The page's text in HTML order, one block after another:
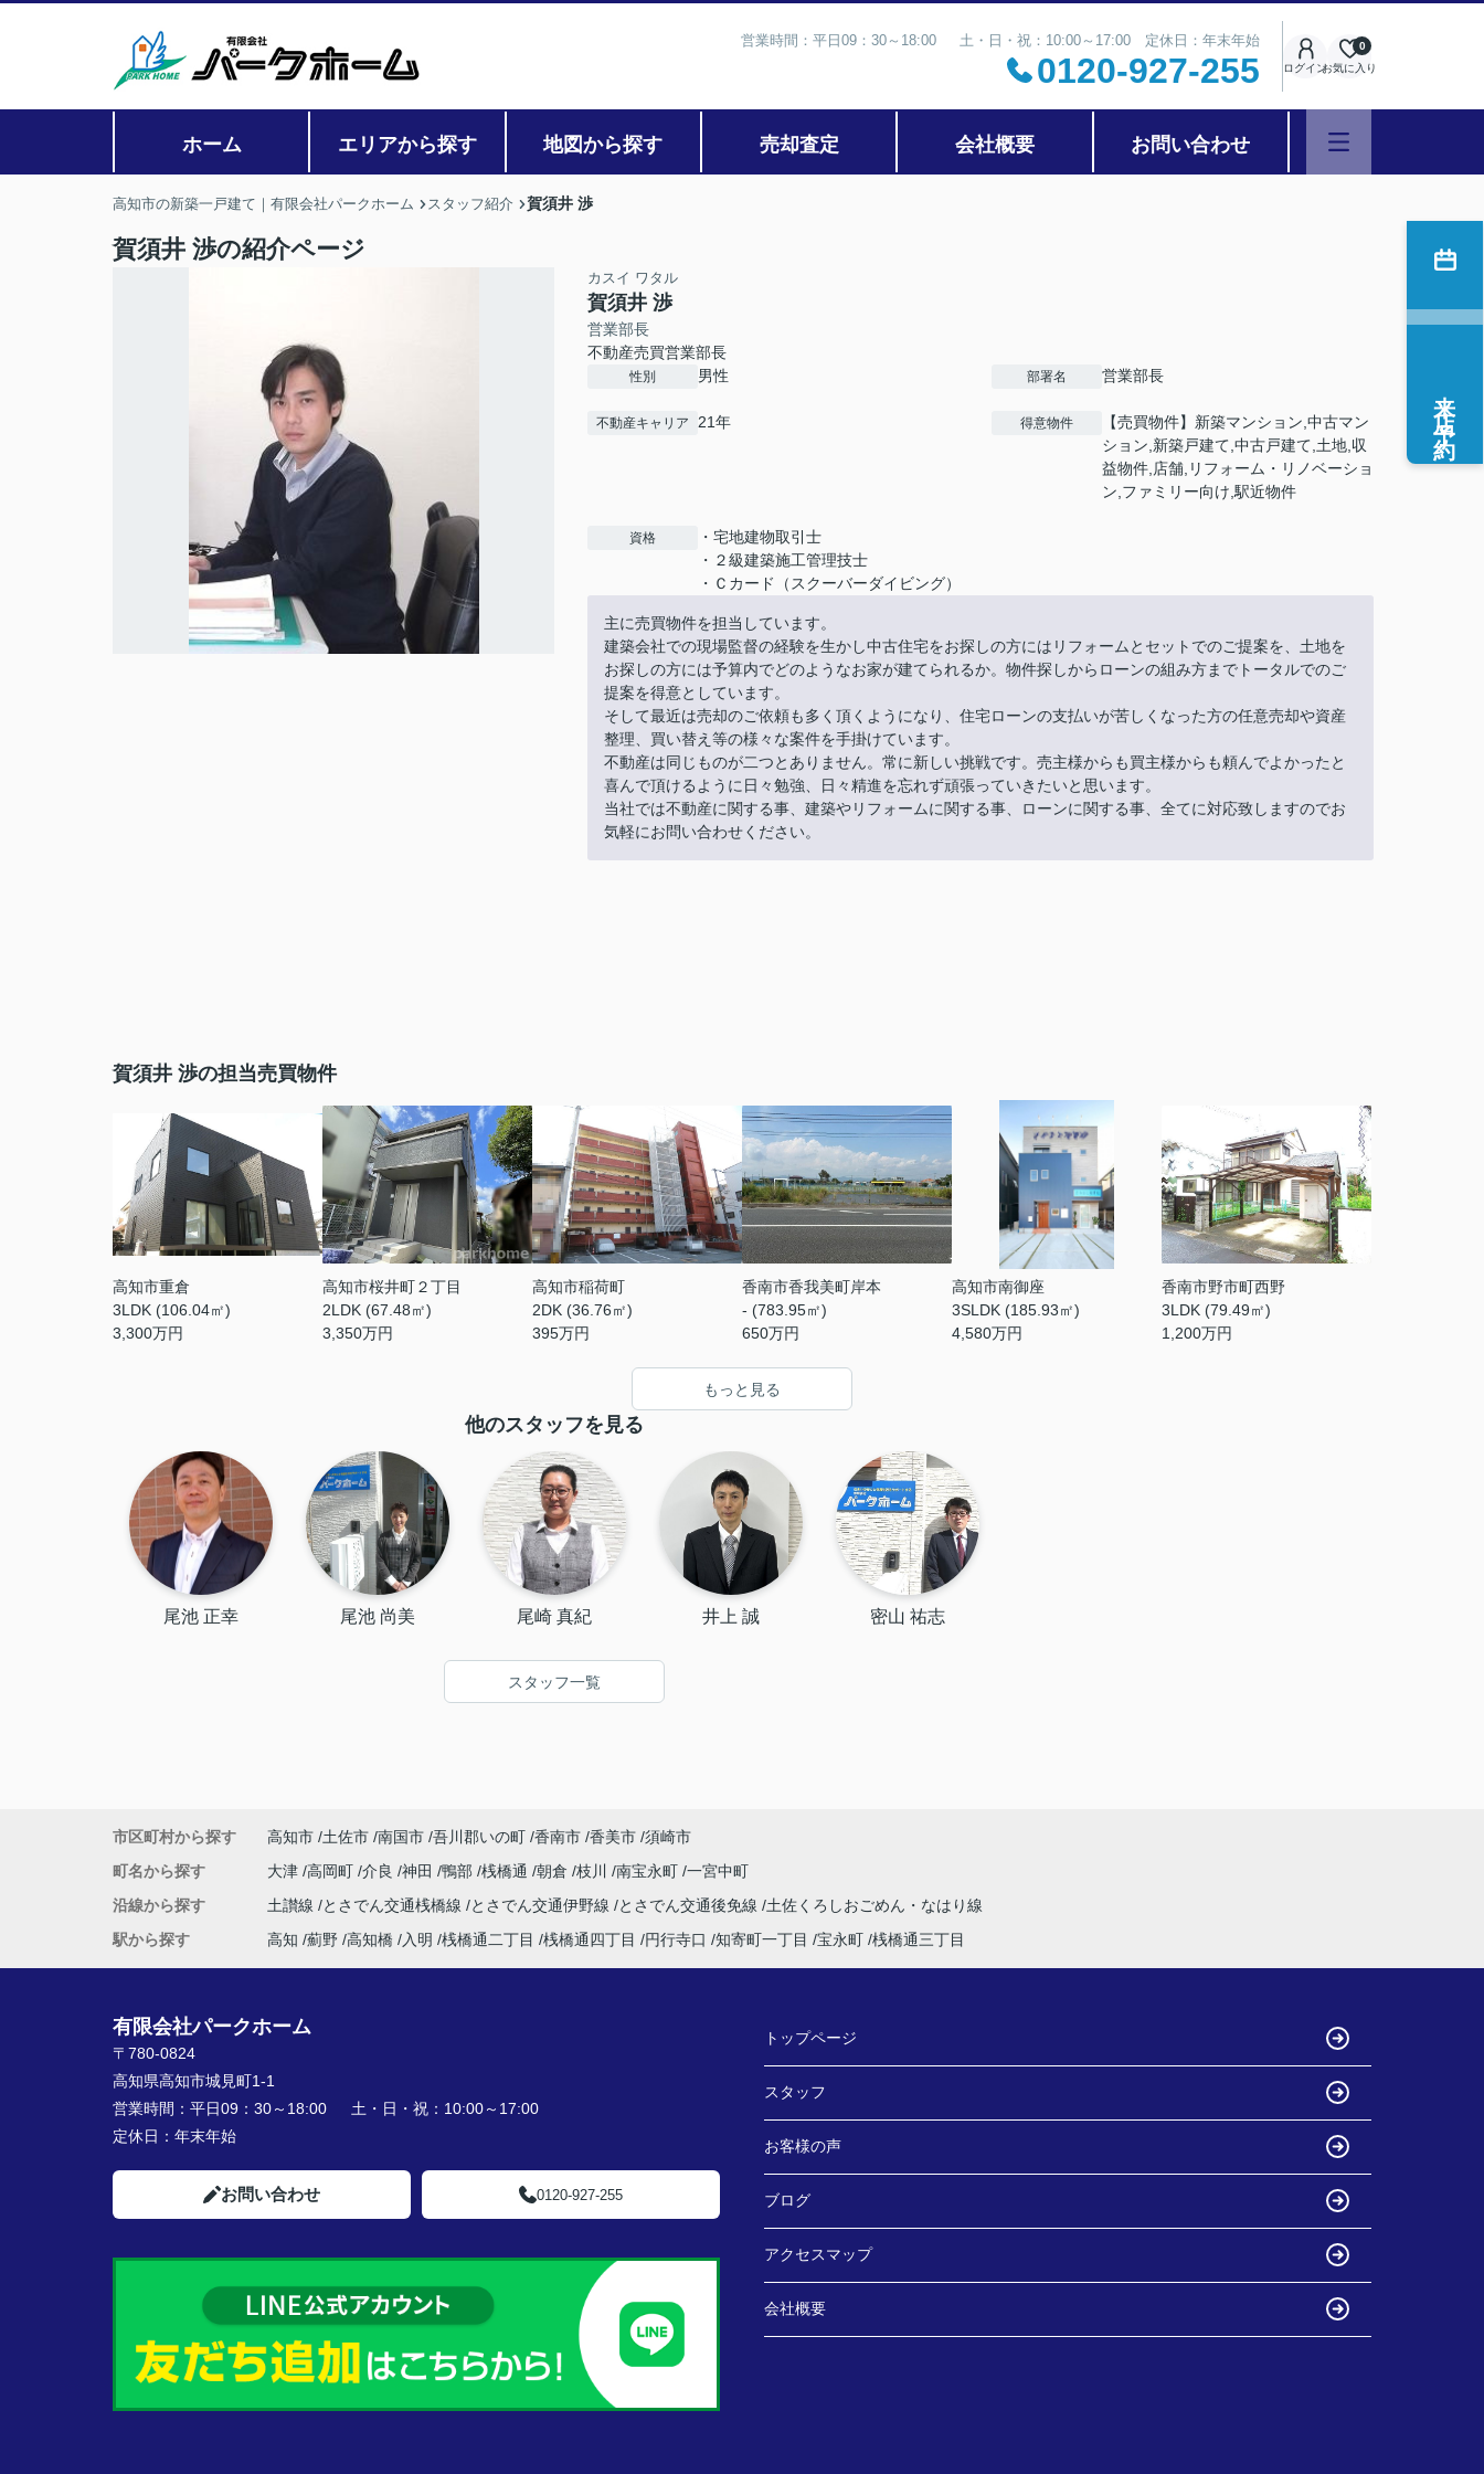
営業時間：平日09：30～18:00 土・日・祝：10:00～17:00 定休日：年末年始
0120-927-255 ログインお気に入り
0
ホーム エリアから探す 地図から探す 売却査定 会社概要 お問い合わせ
高知市の新築一戸建て｜有限会社パークホーム スタッフ紹介 賀須井 渉
賀須井 渉の紹介ページ
カスイ ワタル
賀須井 渉
営業部長
不動産売買営業部長
性別 男性 部署名 営業部長
不動産キャリア 21年 得意物件
【売買物件】新築マンション,中古マン
ション,新築戸建て,中古戸建て,土地,収
益物件,店舗,リフォーム・リノベーショ
ン,ファミリー向け,駅近物件
資格
・宅地建物取引士
・２級建築施工管理技士
・Ｃカード（スクーバーダイビング）
主に売買物件を担当しています。
建築会社での現場監督の経験を生かし中古住宅をお探しの方にはリフォームとセットでのご提案を、土地を
お探しの方には予算内でどのようなお家が建てられるか。物件探しからローンの組み方までトータルでのご
提案を得意としています。
そして最近は売却のご依頼も多く頂くようになり、住宅ローンの支払いが苦しくなった方の任意売却や資産
整理、買い替え等の様々な案件を手掛けています。
不動産は同じものが二つとありません。常に新しい挑戦です。売主様からも買主様からも頼んでよかったと
喜んで頂けるように日々勉強、日々精進を忘れず頑張っていきたいと思います。
当社では不動産に関する事、建築やリフォームに関する事、ローンに関する事、全てに対応致しますのでお
気軽にお問い合わせください。
賀須井 渉の担当売買物件
高知市重倉
3LDK (106.04㎡)
3,300万円
高知市桜井町２丁目
2LDK (67.48㎡)
3,350万円
高知市稲荷町
2DK (36.76㎡)
395万円
香南市香我美町岸本
- (783.95㎡)
650万円
高知市南御座
3SLDK (185.93㎡)
4,580万円
香南市野市町西野
3LDK (79.49㎡)
1,200万円
もっと見る
他のスタッフを見る
尾池 正幸 尾池 尚美 尾崎 真紀 井上 誠 密山 祐志
スタッフ一覧
来店予約
市区町村から探す 高知市 土佐市 南国市 吾川郡いの町 香南市 香美市 須崎市
町名から探す
大津 高岡町 介良 神田 鴨部 桟橋通 朝倉 枝川 南宝永町 一宮中町
沿線から探す
土讃線 とさでん交通桟橋線 とさでん交通伊野線 とさでん交通後免線
土佐くろしおごめん・なはり線
駅から探す
高知 薊野 高知橋 入明 桟橋通二丁目 桟橋通四丁目 円行寺口 知寄町一丁目 宝永町 桟橋通三丁目
有限会社パークホーム
〒780-0824
高知県高知市城見町1-1
営業時間： 平日09：30～18:00 土・日・祝：10:00～17:00
定休日： 年末年始
お問い合わせ 0120-927-255
トップページ
スタッフ
お客様の声
ブログ
アクセスマップ
会社概要